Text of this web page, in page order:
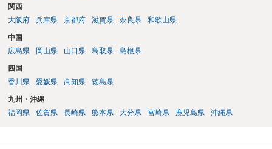
関西
大阪府
兵庫県 京都府 滋賀県 奈良県 和歌山県
中国
広島県
岡山県 山口県 鳥取県 島根県
四国
香川県
愛媛県 高知県 徳島県
九州・沖縄
福岡県
佐賀県 長崎県 熊本県 大分県 宮崎県 鹿児島県 沖縄県